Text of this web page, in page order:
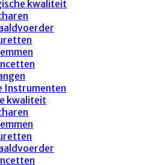
kwaliteit
Instrumenten
kwaliteit